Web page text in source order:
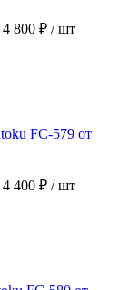
4 800 ₽ / шт
4 400 ₽ / шт